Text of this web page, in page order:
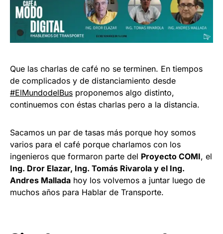
Que las charlas de café no se terminen. En tiempos
de complicados y de distanciamiento desde
#ElMundodelBus proponemos algo distinto,
continuemos con éstas charlas pero a la distancia.
Sacamos un par de tasas más porque hoy somos
varios para el café porque charlamos con los
ingenieros que formaron parte del Proyecto COMI, el
Ing. Dror Elazar, Ing. Tomás Rivarola y el Ing.
Andres Mallada hoy los volvemos a juntar luego de
muchos años para Hablar de Transporte.